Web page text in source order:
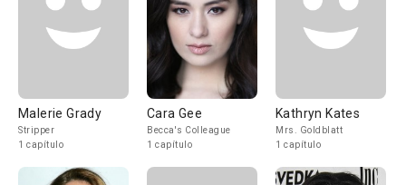
Malerie Grady
Stripper
1 capítulo
Cara Gee
Becca's Colleague
1 capítulo
Kathryn Kates
Mrs. Goldblatt
1 capítulo